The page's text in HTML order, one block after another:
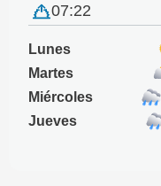
07:22
Lunes
Martes
Miércoles
Jueves